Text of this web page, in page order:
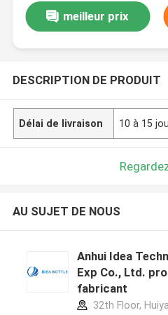
meilleur prix
DESCRIPTION DE PRODUIT
Délai de livraison 10 à 15
AU SUJET DE NOUS
Anhui Idea
Exp Co., Ltd.
fabricant
32th Floor,